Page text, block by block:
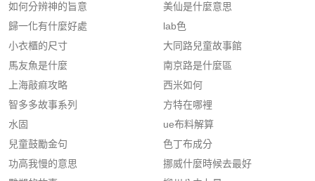
如何分辨神的旨意
歸一化有什麼好處
小衣櫃的尺寸
馬友魚是什麼
上海敲痲攻略
智多多故事系列
水固
兒童鼓勵金句
功高我慢的意思
美仙是什麼意思
lab色
大同路兒童故事館
南京路是什麼區
西米如何
方特在哪裡
ue布料解算
色丁布成分
挪威什麼時候去最好